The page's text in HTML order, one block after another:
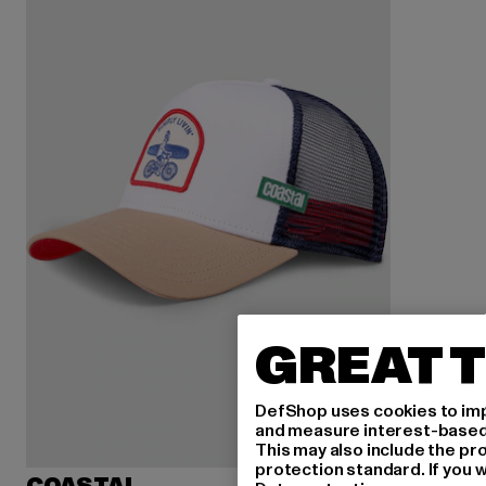
GREAT
DefShop uses cookies to
and measure interest-
This may also include the
protection standard. If you